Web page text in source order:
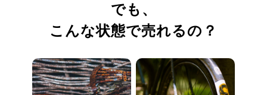
でも、
こんな状態で売れるの？